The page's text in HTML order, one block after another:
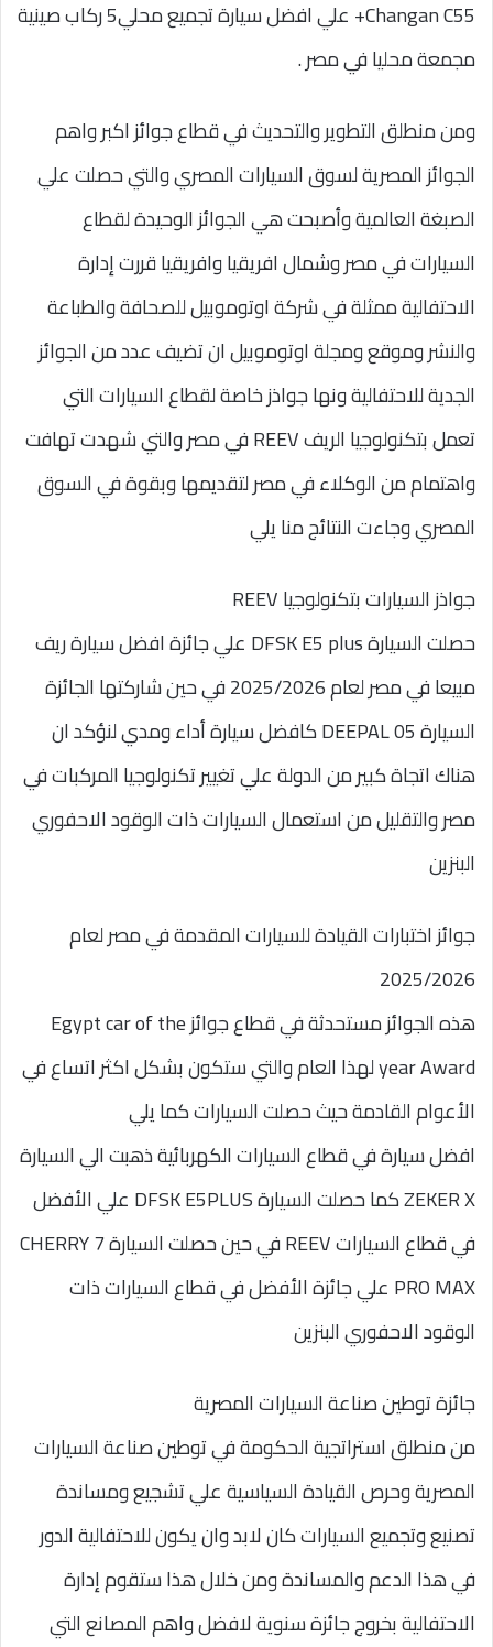
Changan C55+ علي افضل سيارة تجميع محلي5 ركاب صينية
مجمعة محليا في مصر .
ومن منطلق التطوير والتحديث في قطاع جوائز اكبر واهم
الجوائز المصرية لسوق السيارات المصري والتي حصلت علي
الصبغة العالمية وأصبحت هي الجوائز الوحيدة لقطاع
السيارات في مصر وشمال افريقيا وافريقيا قررت إدارة
الاحتفالية ممثلة في شركة اوتوموبيل للصحافة والطباعة
والنشر وموقع ومجلة اوتوموبيل ان تضيف عدد من الجوائز
الجدية للاحتفالية ونها جواذز خاصة لقطاع السيارات التي
تعمل بتكنولوجيا الريف REEV في مصر والتي شهدت تهافت
واهتمام من الوكلاء في مصر لتقديمها وبقوة في السوق
المصري وجاءت النتائج منا يلي
جواذز السيارات بتكنولوجيا REEV
حصلت السيارة DFSK E5 plus علي جائزة افضل سيارة ريف
مبيعا في مصر لعام 2025/2026 في حين شاركتها الجائزة
السيارة DEEPAL 05 كافضل سيارة أداء ومدي لنؤكد ان
هناك اتجاة كبير من الدولة علي تغيير تكنولوجيا المركبات في
مصر والتقليل من استعمال السيارات ذات الوقود الاحفوري
البنزين
جوائز اختبارات القيادة للسيارات المقدمة في مصر لعام
2025/2026
هذه الجوائز مستحدثة في قطاع جوائز Egypt car of the
year Award لهذا العام والتي ستكون بشكل اكثر اتساع في
الأعوام القادمة حيث حصلت السيارات كما يلي
افضل سيارة في قطاع السيارات الكهربائية ذهبت الي السيارة
ZEKER X كما حصلت السيارة DFSK E5PLUS علي الأفضل
في قطاع السيارات REEV في حين حصلت السيارة CHERRY 7
PRO MAX علي جائزة الأفضل في قطاع السيارات ذات
الوقود الاحفوري البنزين
جائزة توطين صناعة السيارات المصرية
من منطلق استراتجية الحكومة في توطين صناعة السيارات
المصرية وحرص القيادة السياسية علي تشجيع ومساندة
تصنيع وتجميع السيارات كان لابد وان يكون للاحتفالية الدور
في هذا الدعم والمساندة ومن خلال هذا ستقوم إدارة
الاحتفالية بخروج جائزة سنوية لافضل واهم المصانع التي